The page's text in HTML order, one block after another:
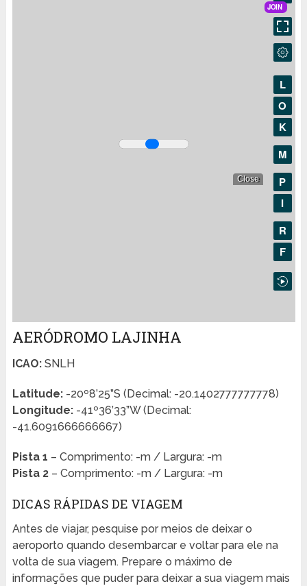
AERÓDROMO LAJINHA
ICAO:SNLH
Latitude:-20º8’25”S (Decimal: -20.1402777777778)
Longitude:-41º36’33”W (Decimal:
-41.6091666666667)
Pista 1 – Comprimento: -m / Largura: -m
Pista 2– Comprimento: -m / Largura: -m
DICAS RÁPIDAS DE VIAGEM
Antes de viajar, pesquise por meios de deixar o
aeroporto quando desembarcar e voltar para ele na
volta de sua viagem. Prepare o máximo de
informações que puder para deixar a sua viagem mais